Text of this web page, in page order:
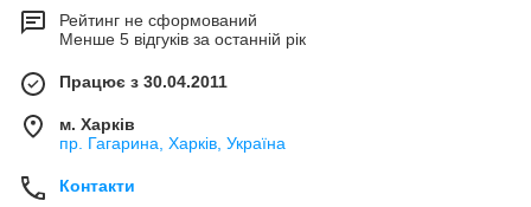
Рейтинг не сформований
Менше 5 відгуків за останній рік
Працює з 30.04.2011
м. Харків
пр. Гагарина, Харків, Україна
Контакти